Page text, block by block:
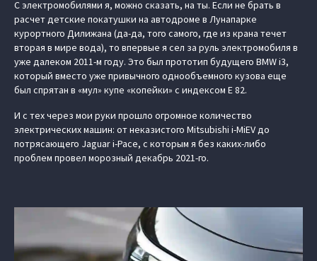
С электромобилями я, можно сказать, на ты. Если не брать в
расчет детские покатушки на автодроме в Лунапарке
курортного Дилижана (да-да, того самого, где из крана течет
вторая в мире вода), то впервые я сел за руль электромобиля в
уже далеком 2011-м году. Это был прототип будущего BMW i3,
который вместо уже привычного однообъемного кузова еще
был спрятан в «мул» купе «копейки» с индексом Е 82.
И с тех через мои руки прошло огромное количество
электрических машин: от неказистого Mitsubishi i-MiEV до
потрясающего Jaguar i-Pace, с которым я без каких-либо
проблем провел морозный декабрь 2021-го.